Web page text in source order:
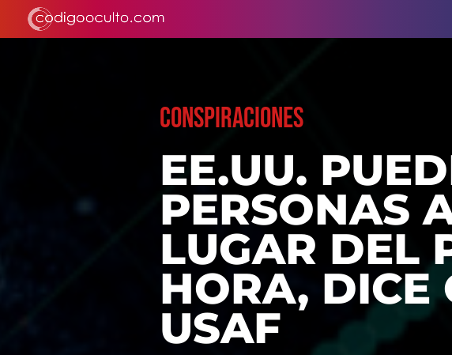
CONSPIRACIONES
EE.UU.
PERSONAS
LUGAR DEL
HORA, DICE
USAF